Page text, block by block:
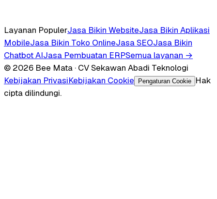
Layanan PopulerJasa Bikin WebsiteJasa Bikin Aplikasi
MobileJasa Bikin Toko OnlineJasa SEOJasa Bikin
Chatbot AIJasa Pembuatan ERPSemua layanan →
© 2026 Bee Mata · CV Sekawan Abadi Teknologi
Kebijakan PrivasiKebijakan Cookie Pengaturan Cookie
Hak
cipta dilindungi.